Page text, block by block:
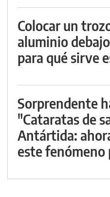
Colocar un
aluminio
para qué sirve
Sorprendente
"Cataratas de
Antártida:
este